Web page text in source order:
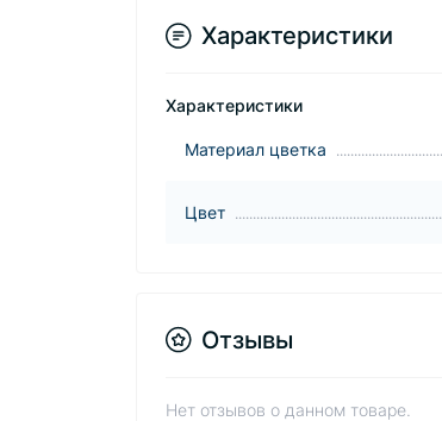
Характеристики
Характеристики
Материал цветка
Цвет
Отзывы
Нет отзывов о данном товаре.